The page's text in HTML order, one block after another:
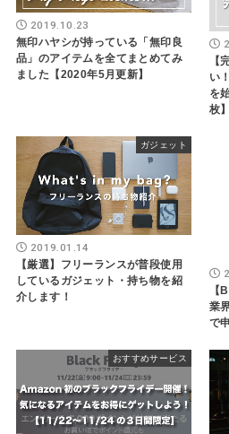
2019.10.23
無印ハヤシが持っている「無印良
品」のアイテムを全てまとめてみ
ました【2020年5月更新】
【
い
を
枚】
ガジェット
2019.01.14
【厳選】フリーランスが普段使用
しているガジェット・持ち物を紹
介します！
【
業
で
おすすめサービス